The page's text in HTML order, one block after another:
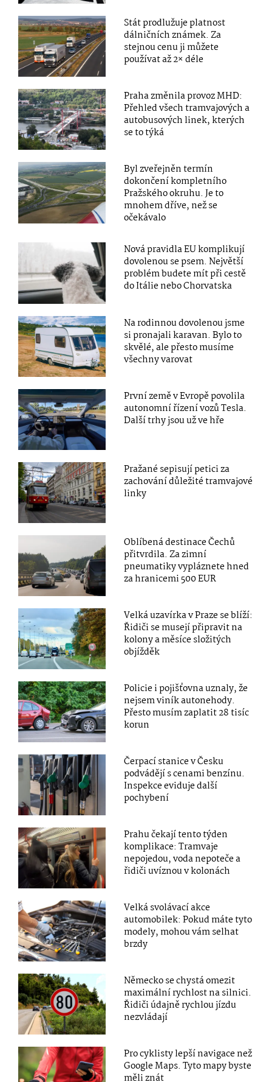
Stát prodlužuje platnost
dálničních známek. Za
stejnou cenu ji můžete
používat až 2× déle
Praha změnila provoz MHD:
Přehled všech tramvajových a
autobusových linek, kterých
se to týká
Byl zveřejněn termín
dokončení kompletního
Pražského okruhu. Je to
mnohem dříve, než se
očekávalo
Nová pravidla EU komplikují
dovolenou se psem. Největší
problém budete mít při cestě
do Itálie nebo Chorvatska
Na rodinnou dovolenou jsme
si pronajali karavan. Bylo to
skvělé, ale přesto musíme
všechny varovat
První země v Evropě povolila
autonomní řízení vozů Tesla.
Další trhy jsou už ve hře
Pražané sepisují petici za
zachování důležité tramvajové
linky
Oblíbená destinace Čechů
přitvrdila. Za zimní
pneumatiky vypláznete hned
za hranicemi 500 EUR
Velká uzavírka v Praze se blíží:
Řidiči se musejí připravit na
kolony a měsíce složitých
objížděk
Policie i pojišťovna uznaly, že
nejsem viník autonehody.
Přesto musím zaplatit 28 tisíc
korun
Čerpací stanice v Česku
podvádějí s cenami benzínu.
Inspekce eviduje další
pochybení
Prahu čekají tento týden
komplikace: Tramvaje
nepojedou, voda nepoteče a
řidiči uvíznou v kolonách
Velká svolávací akce
automobilek: Pokud máte tyto
modely, mohou vám selhat
brzdy
Německo se chystá omezit
maximální rychlost na silnici.
Řidiči údajně rychlou jízdu
nezvládají
Pro cyklisty lepší navigace než
Google Maps. Tyto mapy byste
měli znát